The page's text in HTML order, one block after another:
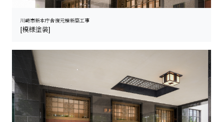
川崎市新本庁舎復元棟新築工事
[模様塗装]